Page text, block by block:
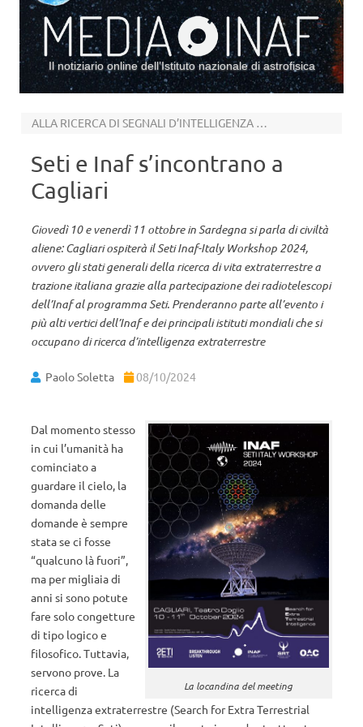
Il notiziario online dell’Istituto nazionale di astrofisica
ALLA RICERCA DI SEGNALI D’INTELLIGENZA EXTRATERRESTRE
Seti e Inaf s’incontrano a
Cagliari
Giovedì 10 e venerdì 11 ottobre in Sardegna si parla di civiltà
aliene: Cagliari ospiterà il Seti Inaf-Italy Workshop 2024,
ovvero gli stati generali della ricerca di vita extraterrestre a
trazione italiana grazie alla partecipazione dei radiotelescopi
dell’Inaf al programma Seti. Prenderanno parte all’evento i
più alti vertici dell’Inaf e dei principali istituti mondiali che si
occupano di ricerca d’intelligenza extraterrestre
Paolo Soletta 08/10/2024
La locandina del meeting
Dal momento stesso
in cui l’umanità ha
cominciato a
guardare il cielo, la
domanda delle
domande è sempre
stata se ci fosse
“qualcuno là fuori”,
ma per migliaia di
anni si sono potute
fare solo congetture
di tipo logico e
filosofico. Tuttavia,
servono prove. La
ricerca di
intelligenza extraterrestre (Search for Extra Terrestrial